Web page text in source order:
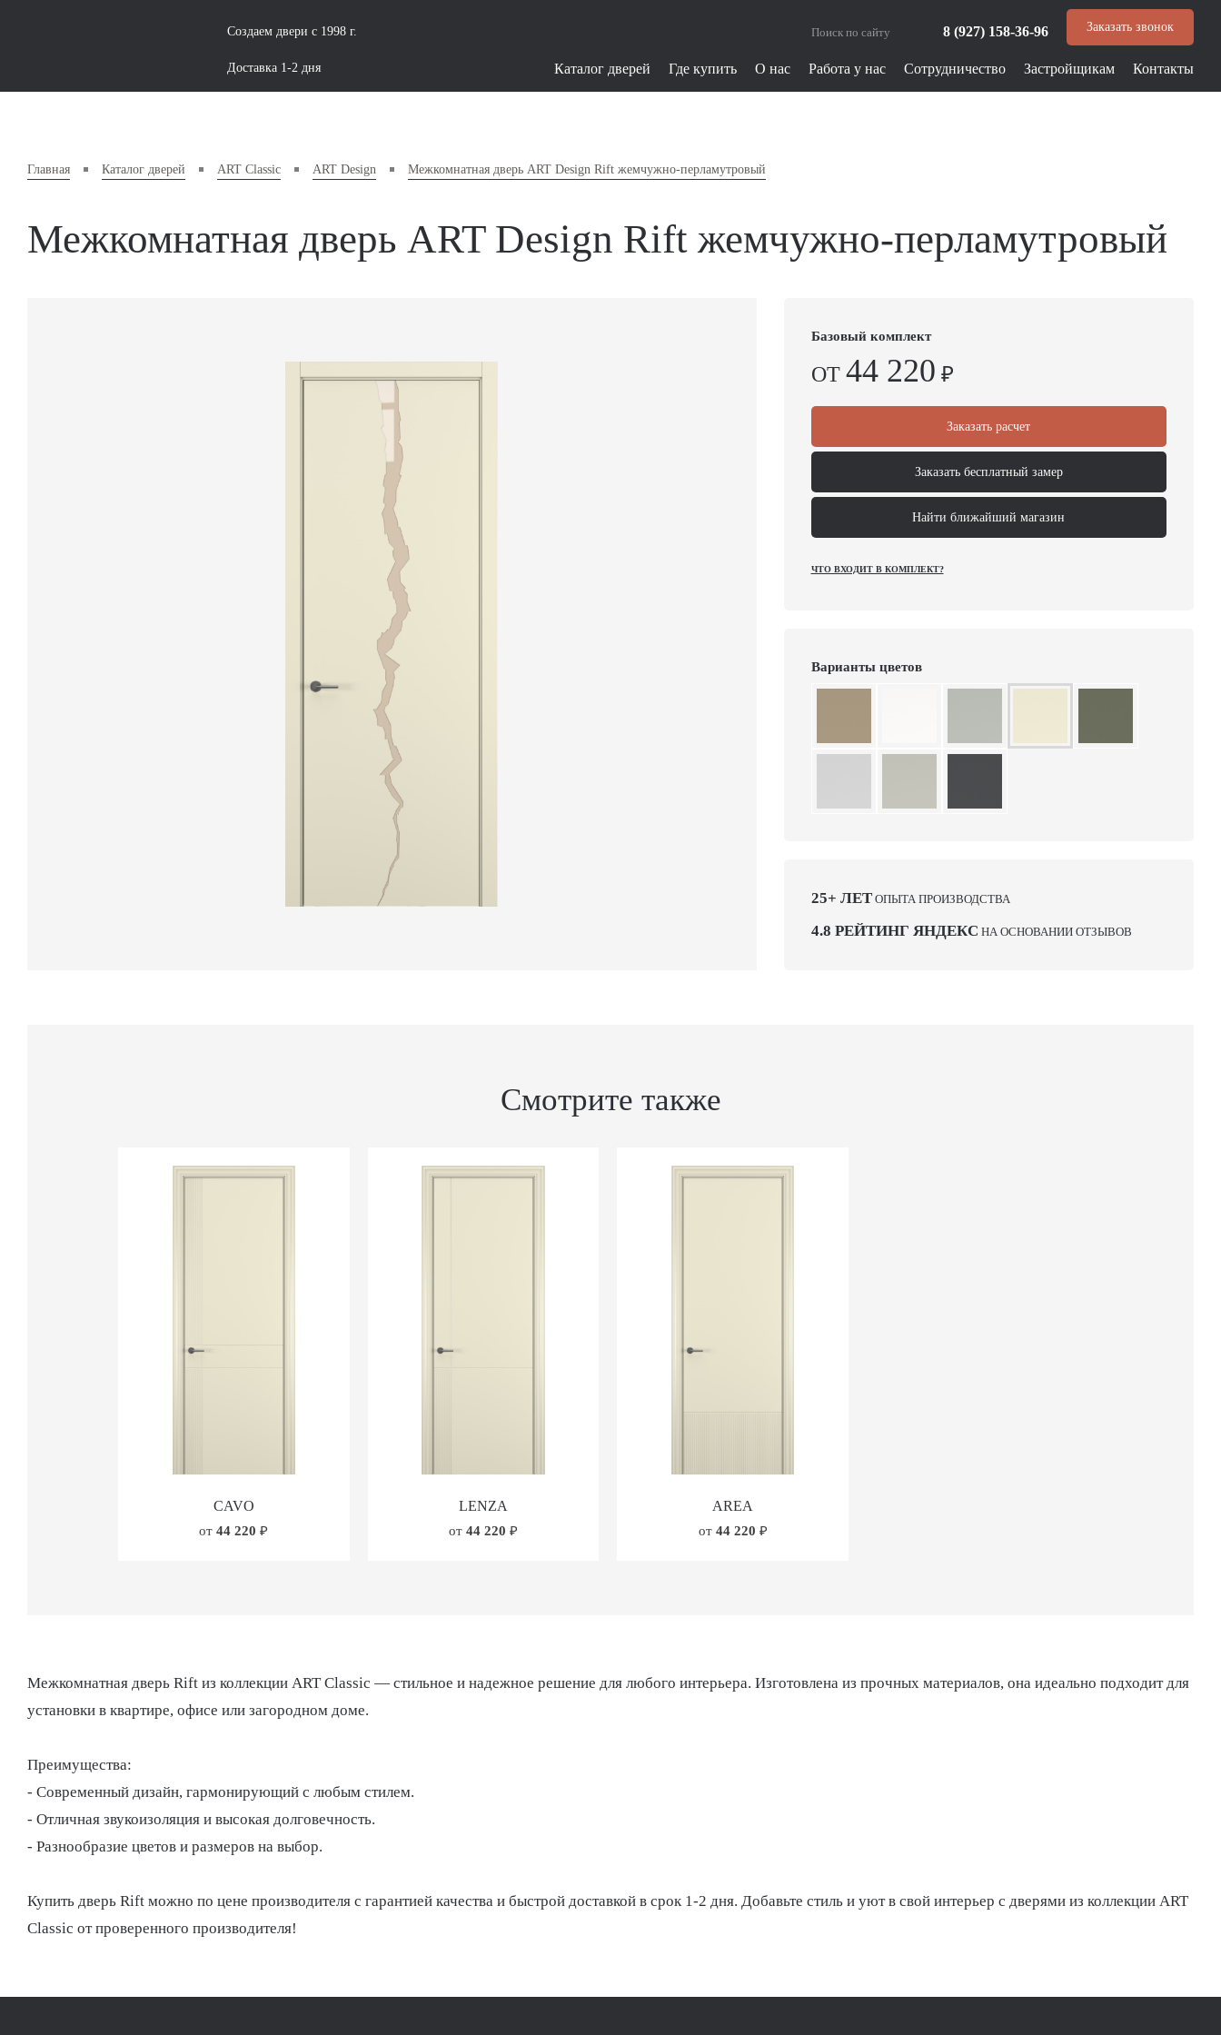
Создаем двери с 1998 г.
Доставка 1-2 дня
8 (927) 158-36-96 Заказать звонок
Каталог дверей Где купить О нас Работа у нас Сотрудничество Застройщикам Контакты
Главная Каталог дверей ART Classic ART Design Межкомнатная дверь ART Design Rift жемчужно-перламутровый
Межкомнатная дверь ART Design Rift жемчужно-перламутровый
Базовый комплект
ОТ 44 220 ₽
Заказать расчет
Заказать бесплатный замер
Найти ближайший магазин
ЧТО ВХОДИТ В КОМПЛЕКТ?
Варианты цветов
25+ ЛЕТОПЫТА ПРОИЗВОДСТВА
4.8 РЕЙТИНГ ЯНДЕКС НА ОСНОВАНИИ ОТЗЫВОВ
Смотрите также
CAVO
от44 220 ₽
LENZA
от 44 220 ₽
AREA
от 44 220 ₽
Межкомнатная дверь Rift из коллекции ART Classic — стильное и надежное решение для любого интерьера. Изготовлена из прочных материалов, она идеально подходит для
установки в квартире, офисе или загородном доме.
Преимущества:
- Современный дизайн, гармонирующий с любым стилем.
- Отличная звукоизоляция и высокая долговечность.
- Разнообразие цветов и размеров на выбор.
Купить дверь Rift можно по цене производителя с гарантией качества и быстрой доставкой в срок 1-2 дня. Добавьте стиль и уют в свой интерьер с дверями из коллекции ART
Classic от проверенного производителя!